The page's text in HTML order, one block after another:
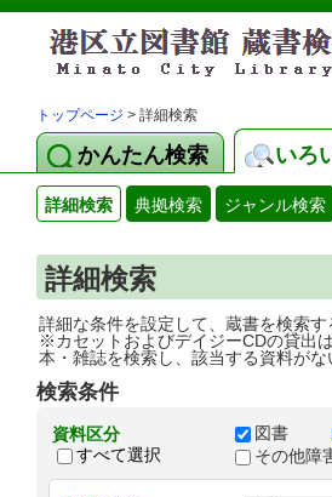
トップページ > 詳細検索
かんたん検索 いろ
詳細検索 典拠検索 ジャンル検索
詳細検索
詳細な条件を設定して、蔵書を検索す
※カセットおよびデイジーCDの貸出
本・雑誌を検索し、該当する資料が
検索条件
資料区分
すべて選択
図書
その他